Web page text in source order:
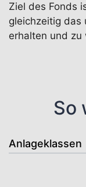
Ziel des Fonds
gleichzeitig das
erhalten und zu
So
Anlageklassen